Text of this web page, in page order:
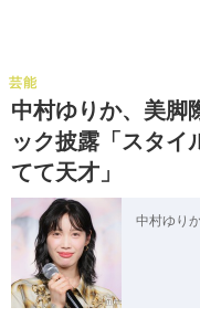
中村ゆりか、美脚
ック披露「スタイ
てて天才」
芸能
中村ゆり